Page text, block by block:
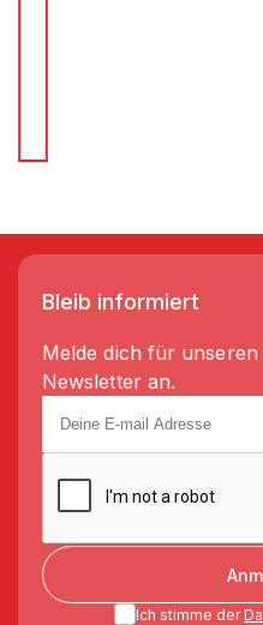
Bleib informiert
Melde dich für unseren
Newsletter an.
Ich stimme der